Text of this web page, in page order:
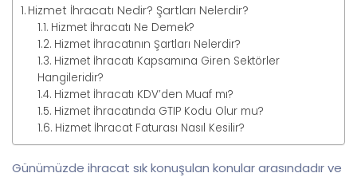
Hizmet İhracatı Nedir? Şartları Nelerdir?
Hizmet İhracatı Ne Demek?
Hizmet İhracatının Şartları Nelerdir?
Hizmet İhracatı Kapsamına Giren Sektörler
Hangileridir?
Hizmet İhracatı KDV’den Muaf mı?
Hizmet İhracatında GTIP Kodu Olur mu?
Hizmet İhracat Faturası Nasıl Kesilir?
Günümüzde ihracat sık konuşulan konular arasındadır ve